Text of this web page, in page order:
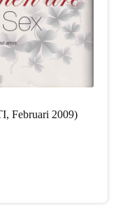
Februari 2009)